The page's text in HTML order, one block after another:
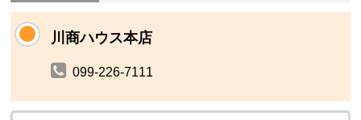
川商ハウス本店
099-226-7111